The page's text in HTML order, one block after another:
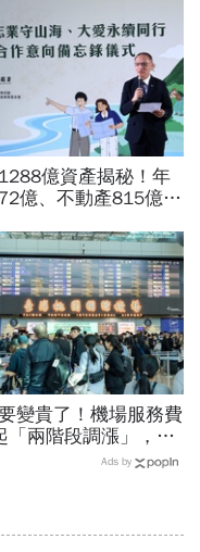
億資產揭秘！年
億、不動產815億…
過，他拆解信件批越
變貴了！機場服務費
「兩階段調漲」，轉
客同步調整…漲多少？
Ads by